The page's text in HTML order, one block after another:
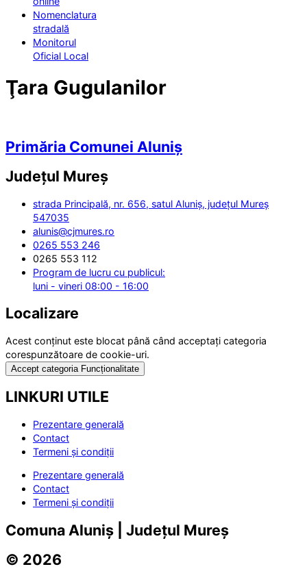
Nomenclatura
stradală
Monitorul
Oficial Local
Ţara Gugulanilor
Primăria Comunei Aluniș
Județul Mureș
strada Principală, nr. 656, satul Aluniș, județul Mureș
547035
alunis@cjmures.ro
0265 553 246
0265 553 112
Program de lucru cu publicul:
luni - vineri 08:00 - 16:00
Localizare
Acest conținut este blocat până când acceptați categoria
corespunzătoare de cookie-uri.
Accept categoria Funcționalitate
LINKURI UTILE
Prezentare generală
Contact
Termeni și condiții
Prezentare generală
Contact
Termeni și condiții
Comuna Aluniș | Județul Mureș
© 2026